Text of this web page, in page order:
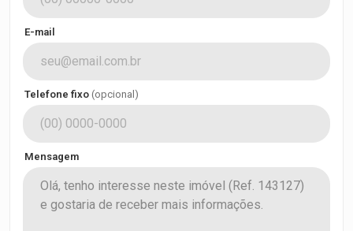
E-mail
Telefone fixo (opcional)
Mensagem